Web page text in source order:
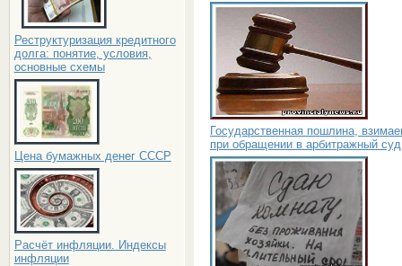
Реструктуризация кредитного
долга: понятие, условия,
основные схемы
Цена бумажных денег СССР
Расчёт инфляции. Индексы
инфляции
Государственная пошлина,
при обращении в арбитражный суд